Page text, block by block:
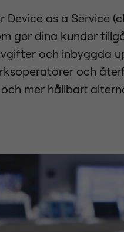
Device as a Service
ger dina kunder
och inbyggda
och
mer hållbart